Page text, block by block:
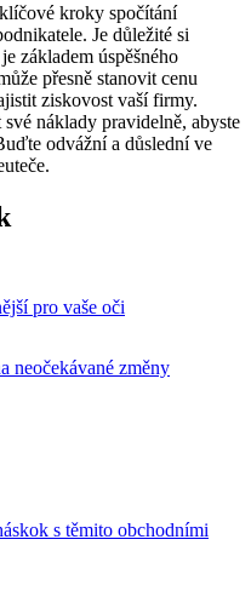
kroky spočítání
Je důležité si
základem úspěšného
přesně stanovit cenu
ziskovost vaší firmy.
náklady pravidelně, abyste
odvážní a důslední ve
pro vaše oči
neočekávané změny